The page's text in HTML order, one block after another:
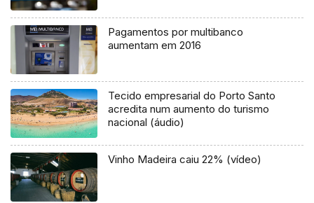
Pagamentos por multibanco
aumentam em 2016
Tecido empresarial do Porto Santo
acredita num aumento do turismo
nacional (áudio)
Vinho Madeira caiu 22% (vídeo)